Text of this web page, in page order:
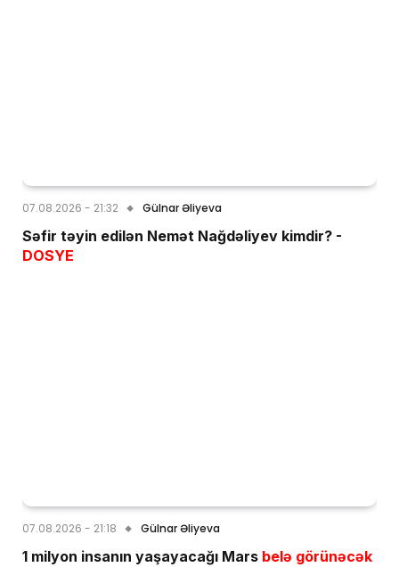
07.08.2026 - 21:32 Gülnar Əliyeva
Səfir təyin edilən Nemət Nağdəliyev kimdir? -
DOSYE
07.08.2026 - 21:18 Gülnar Əliyeva
1 milyon insanın yaşayacağı Mars belə görünəcək